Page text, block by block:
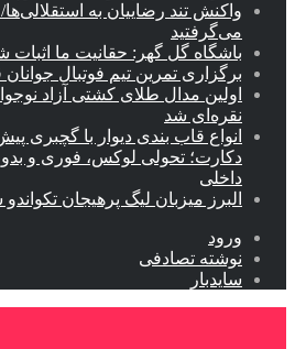
واکنش تند رضاییان به
می‌گرفتید
باشگاه گل گهر: حقانیت ما اثبات
برگزاری تمرین تیم فوتبال
اولین مدال طلای کشتی آزاد
نقره‌ای شد
انواع قاب بندی دیوار با گچبری
دکارت؛ تحولی لوکس، فوری و
داخلی
البرز میزبان لیگ پرهیجان
ورود
نوشته تصادفی
سایدبار